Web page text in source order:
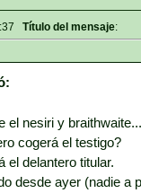
Título del mensaje:
el nesiri y
cogerá el testigo?
el delantero titular.
desde ayer (nadie a